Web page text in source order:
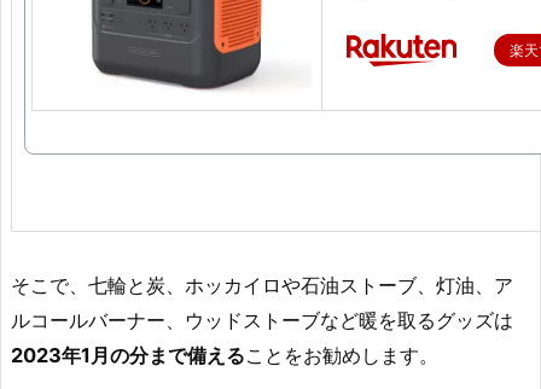
楽
そこで、七輪と炭、ホッカイロや石油ストーブ、灯油、ア
ルコールバーナー、ウッドストーブなど暖を取るグッズは
2023年1月の分まで備えることをお勧めします。